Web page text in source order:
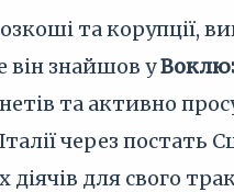
та корупції,
він знайшов у
та активно
через постать
для свого